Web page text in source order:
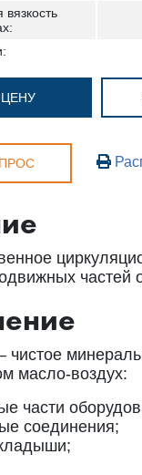
вязкость
частей
чистое
масло-воздух:
части
соединения;